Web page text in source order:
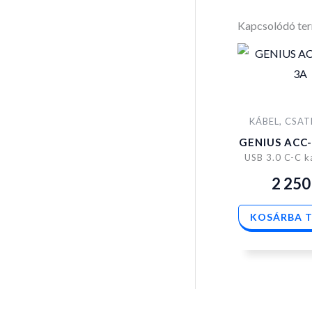
Kapcsolódó
KÁBEL,
GENIUS
USB 3.0 C-C
2 250
KOSÁRBA